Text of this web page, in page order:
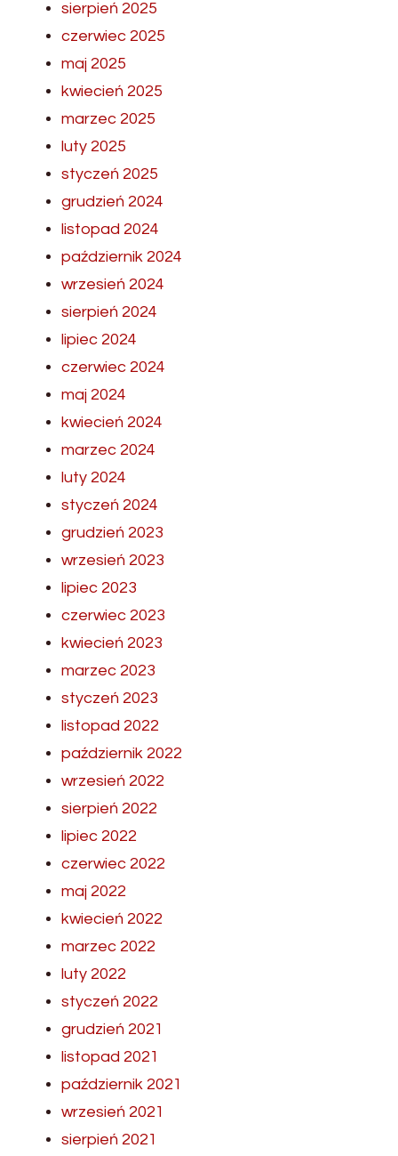
sierpień 2025
czerwiec 2025
maj 2025
kwiecień 2025
marzec 2025
luty 2025
styczeń 2025
grudzień 2024
listopad 2024
październik 2024
wrzesień 2024
sierpień 2024
lipiec 2024
czerwiec 2024
maj 2024
kwiecień 2024
marzec 2024
luty 2024
styczeń 2024
grudzień 2023
wrzesień 2023
lipiec 2023
czerwiec 2023
kwiecień 2023
marzec 2023
styczeń 2023
listopad 2022
październik 2022
wrzesień 2022
sierpień 2022
lipiec 2022
czerwiec 2022
maj 2022
kwiecień 2022
marzec 2022
luty 2022
styczeń 2022
grudzień 2021
listopad 2021
październik 2021
wrzesień 2021
sierpień 2021